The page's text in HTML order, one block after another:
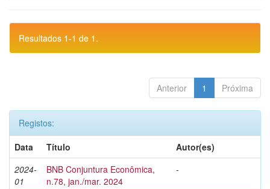
Resultados 1-1 de 1.
Anterior 1 Próxima
Registos:
Data
Título
Autor(es)
2024-
01
BNB Conjuntura Econômica,
n.78, jan./mar. 2024
-